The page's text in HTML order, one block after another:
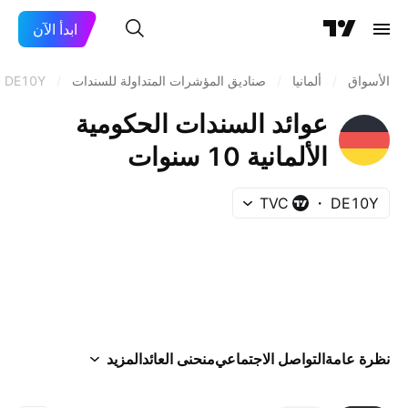
ابدأ الآن
الأسواق ألمانيا صناديق المؤشرات المتداولة للسندات DE10Y
عوائد السندات الحكومية
الألمانية 10 سنوات
DE10Y
TVC
نظرة عامةالتواصل الاجتماعيمنحنى العائدالمزيد